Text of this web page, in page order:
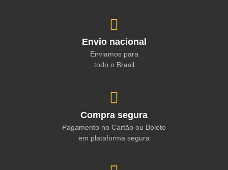
Envio nacional
Enviamos para
todo o Brasil
Compra segura
Pagamento no Cartão ou Boleto
em plataforma segura